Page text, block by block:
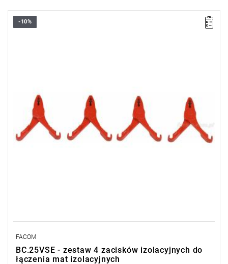
Rozwartość maks.: 40 mm.
-10%
FACOM
BC.25VSE - zestaw 4 zacisków izolacyjnych do
łączenia mat izolacyjnych